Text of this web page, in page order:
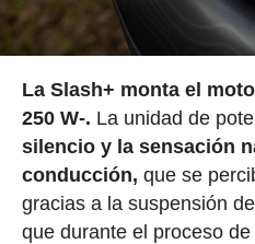
La Slash+ monta el
250 W-. La unidad de
silencio y la sensación
conducción, que se
gracias a la suspensión
que durante el proceso